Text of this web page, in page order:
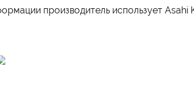
производитель использует Asahi